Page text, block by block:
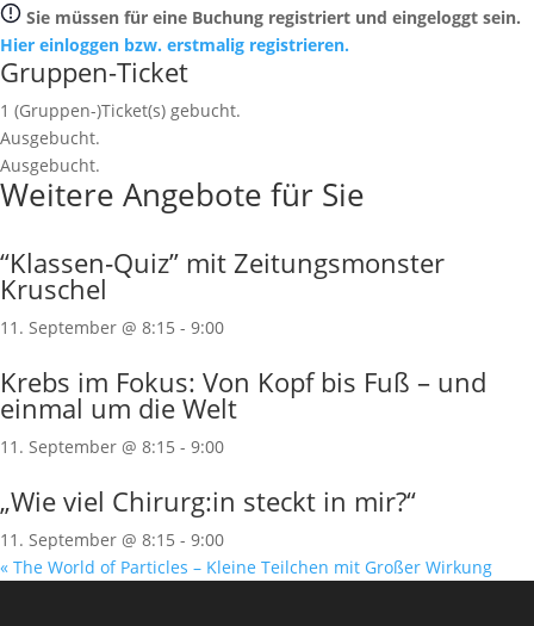
Sie müssen für eine Buchung registriert und eingeloggt sein.
Hier einloggen bzw. erstmalig registrieren.
Gruppen-Ticket
1 (Gruppen-)Ticket(s) gebucht.
Ausgebucht.
Ausgebucht.
Weitere Angebote für Sie
“Klassen‐Quiz” mit Zeitungsmonster
Kruschel
11. September @ 8:15 - 9:00
Krebs im Fokus: Von Kopf bis Fuß – und
einmal um die Welt
11. September @ 8:15 - 9:00
„Wie viel Chirurg:in steckt in mir?“
11. September @ 8:15 - 9:00
« The World of Particles – Kleine Teilchen mit Großer Wirkung